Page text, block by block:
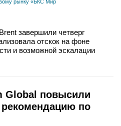
рынку «БКС Мир
завершили четверг
отскок на фоне
и возможной эскалации
Global повысили
по